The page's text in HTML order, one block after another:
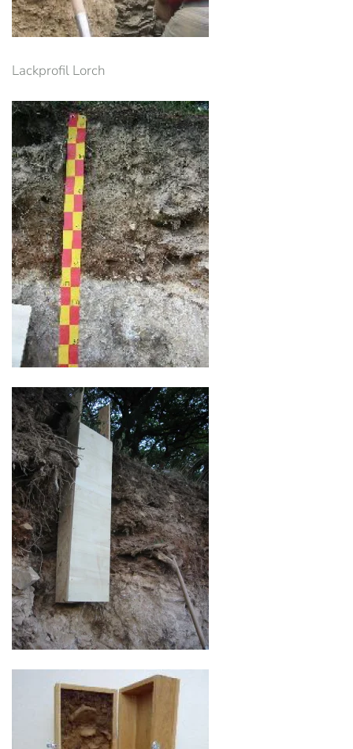
Lackprofil Lorch